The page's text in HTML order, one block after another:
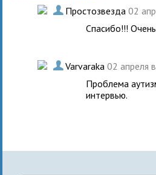
. Простозвезда02
Спасибо!!!
. Varvaraka02 апреля
Проблема
интервью.